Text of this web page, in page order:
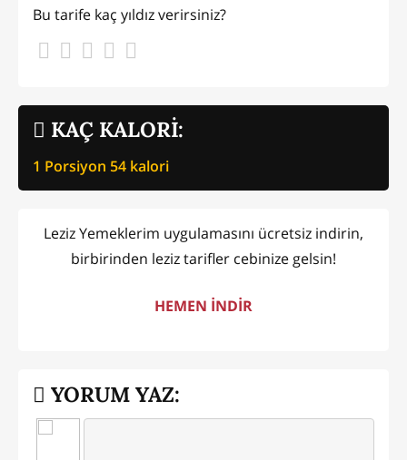
KAÇ KALORİ:
1 Porsiyon 54 kalori
Bu tarife kaç yıldız verirsiniz?
Leziz Yemeklerim uygulamasını ücretsiz indirin,
birbirinden leziz tarifler cebinize gelsin!
HEMEN İNDİR
YORUM YAZ: